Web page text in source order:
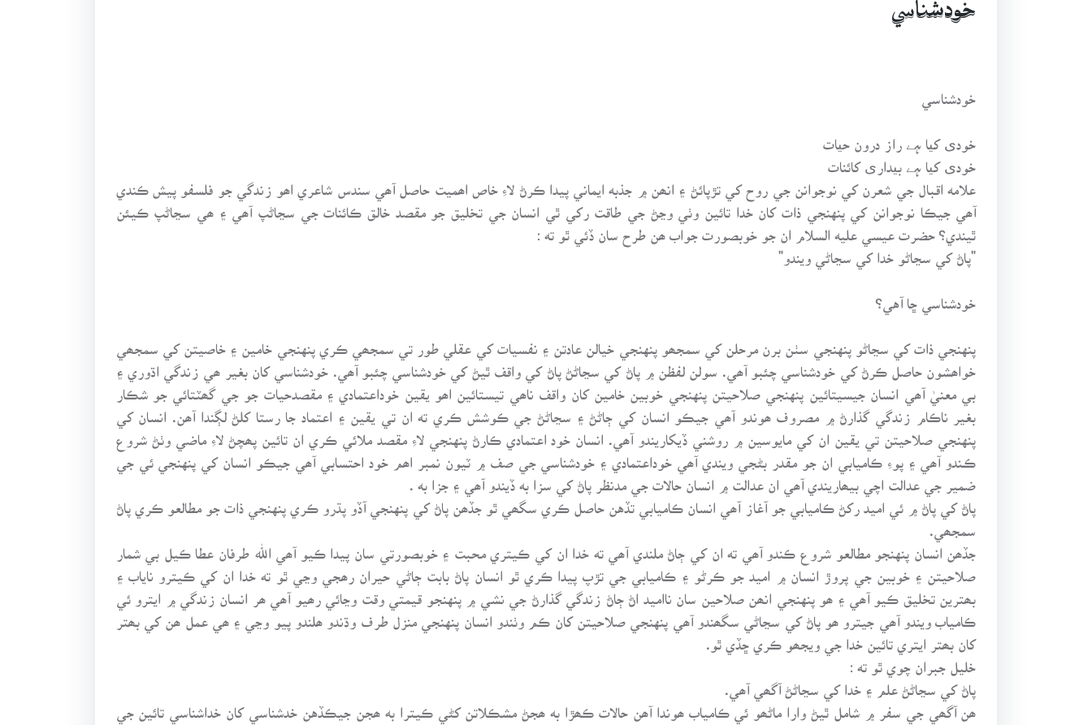
خودشناسي
خودشناسي
خودی کیا ہے راز درون حیات
خودی کیا ہے بیداری کائنات
علامه اقبال جي شعرن کي نوجوانن جي روح کي تڙپائڻ ۽ انھن ۾ جذبه ايماني پيدا ڪرڻ لاءِ خاص اھميت حاصل آھي سندس شاعري اھو زندگي جو فلسفو پيش ڪندي
آھي جيڪا نوجوانن کي پنهنجي ذات کان خدا تائين وٺي وڃڻ جي طاقت رکي ٿي انسان جي تخليق جو مقصد خالق ڪائنات جي سڃاڻپ آھي ۽ ھي سڃاڻپ ڪيئن
ٿيندي؟ حضرت عيسي عليه السلام ان جو خوبصورت جواب ھن طرح سان ڏئي ٿو ته :
"پاڻ کي سڃاڻو خدا کي سڃاڻي ويندو"
خودشناسي ڇا آهي؟
پنهنجي ذات کي سڃاڻو پنهنجي سٺن برن مرحلن کي سمجھو پنهنجي خيالن عادتن ۽ نفسيات کي عقلي طور تي سمجھي ڪري پنهنجي خامين ۽ خاصيتن کي سمجھي
خواھشون حاصل ڪرڻ کي خودشناسي چئبو آھي. سولن لفظن ۾ پاڻ کي سڃاڻڻ پاڻ کي واقف ٿيڻ کي خودشناسي چئبو آھي. خودشناسي کان بغير ھي زندگي اڌوري ۽
بي معنيٰ آھي انسان جيسيتائين پنهنجي صلاحيتن پنهنجي خوبين خامين کان واقف ناھي تيستائين اھو يقين خوداعتمادي ۽ مقصدحيات جو جي گھٽتائي جو شڪار
بغير ناڪام زندگي گذارڻ ۾ مصروف ھوندو آھي جيڪو انسان کي ڄاڻڻ ۽ سڃاڻڻ جي ڪوشش ڪري ته ان تي يقين ۽ اعتماد جا رستا کلڻ لڳندا آھن. انسان کي
پنهنجي صلاحيتن تي يقين ان کي مايوسين ۾ روشني ڏيکاريندو آھي. انسان خود اعتمادي ڪارڻ پنهنجي لاءِ مقصد ملائي ڪري ان تائين پھچڻ لاءِ ماضي وٺڻ شروع
ڪـندو آھي ۽ پوءِ ڪاميابي ان جو مقدر بڻجي ويندي آھي خوداعتمادي ۽ خودشناسي جي صف ۾ ٽيون نمبر اھم خود احتسابي آھي جيڪو انسان کي پنهنجي ئي جي
ضمير جي عدالت اچي بيھاريندي آھي ان عدالت ۾ انسان حالات جي مدنظر پاڻ کي سزا به ڏيندو آھي ۽ جزا به .
پاڻ کي پاڻ ۾ ئي اميد رکڻ ڪاميابي جو آغاز آھي انسان ڪاميابي تڏهن حاصل ڪري سگھي ٿو جڏھن پاڻ کي پنهنجي آڏو پڌرو ڪري پنهنجي ذات جو مطالعو ڪري پاڻ
جڏھن انسان پنهنجو مطالعو شروع ڪندو آھي ته ان کي ڄاڻ ملندي آھي ته خدا ان کي ڪيتري محبت ۽ خوبصورتي سان پيدا ڪيو آھي الله طرفان عطا ڪيل بي شمار
صلاحيتن ۽ خوبين جي پروڙ انسان ۾ اميد جو ڪرڻو ۽ ڪاميابي جي تڙپ پيدا ڪري ٿو انسان پاڻ بابت ڄاڻي حيران رھجي وڃي ٿو ته خدا ان کي ڪيترو ناياب ۽
بھترين تخليق ڪيو آھي ۽ ھو پنهنجي انھن صلاحين سان نااميد اڻ ڄاڻ زندگي گذارڻ جي نشي ۾ پنهنجو قيمتي وقت وڃائي رھيو آھي ھر انسان زندگي ۾ ايترو ئي
ڪامياب ويندو آھي جيترو ھو پاڻ کي سڃاڻي سگھندو آھي پنهنجي صلاحيتن کان ڪم وٺندو انسان پنهنجي منزل طرف وڌندو ھلندو پيو وڃي ۽ ھي عمل ھن کي بھتر
کان بھتر ايتري تائين خدا جي ويجھو ڪري ڇڏي ٿو.
خليل جبران چوي ٿو ته :
پاڻ کي سڃاڻڻ علم ۽ خدا کي سڃاڻڻ آگھي آھي.
ھن آگھي جي سفر ۾ شامل ٿيڻ وارا ماڻھو ئي ڪامياب ھوندا آھن حالات ڪھڙا به ھجڻ مشڪلاتن کڻي ڪيترا به ھجن جيڪڏهن خدشناسي کان خداشناسي تائين جي